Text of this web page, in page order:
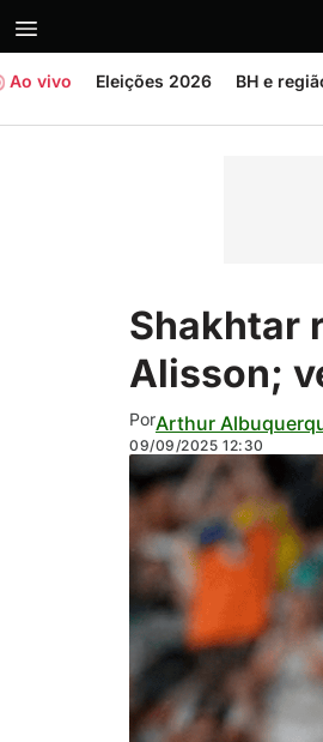
Ao vivo Eleições 2026 BH e
Shakhtar
Alisson;
PorArthur
09/09/2025 12:30